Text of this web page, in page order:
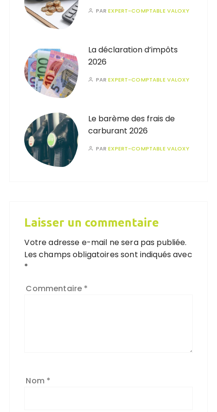
PAREXPERT-COMPTABLE VALOXY
La déclaration d’impôts
2026
PAREXPERT-COMPTABLE VALOXY
Le barème des frais de
carburant 2026
PAREXPERT-COMPTABLE VALOXY
Laisser un commentaire
Votre adresse e-mail ne sera pas publiée.
Les champs obligatoires sont indiqués avec
*
Commentaire *
Nom *